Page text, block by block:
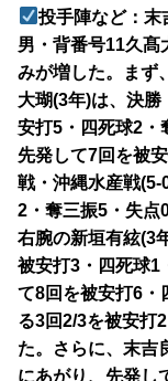
投手陣など：末
男・背番号11久髙
みが増した。まず
大瑚(3年)は、決
安打5・四死球2・
先発して7回を被
戦・沖縄水産戦
2・奪三振5・失点
右腕の新垣有絃(3
被安打3・四死球1
て8回を被安打6・
る3回2/3を被安打
た。さらに、末吉
にあがり、先発し